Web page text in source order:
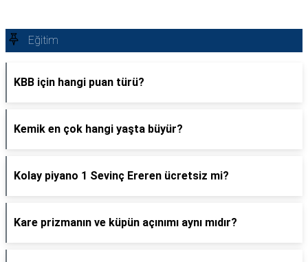
Eğitim
KBB için hangi puan türü?
Kemik en çok hangi yaşta büyür?
Kolay piyano 1 Sevinç Ereren ücretsiz mi?
Kare prizmanın ve küpün açınımı aynı mıdır?